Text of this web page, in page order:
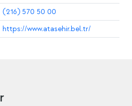
(216) 570 50 00
https://www.atasehir.bel.tr/